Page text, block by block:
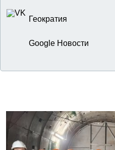
Геократия
Google Новости